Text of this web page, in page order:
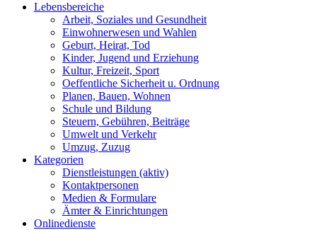
Lebensbereiche
Arbeit, Soziales und Gesundheit
Einwohnerwesen und Wahlen
Geburt, Heirat, Tod
Kinder, Jugend und Erziehung
Kultur, Freizeit, Sport
Oeffentliche Sicherheit u. Ordnung
Planen, Bauen, Wohnen
Schule und Bildung
Steuern, Gebühren, Beiträge
Umwelt und Verkehr
Umzug, Zuzug
Kategorien
Dienstleistungen (aktiv)
Kontaktpersonen
Medien & Formulare
Ämter & Einrichtungen
Onlinedienste